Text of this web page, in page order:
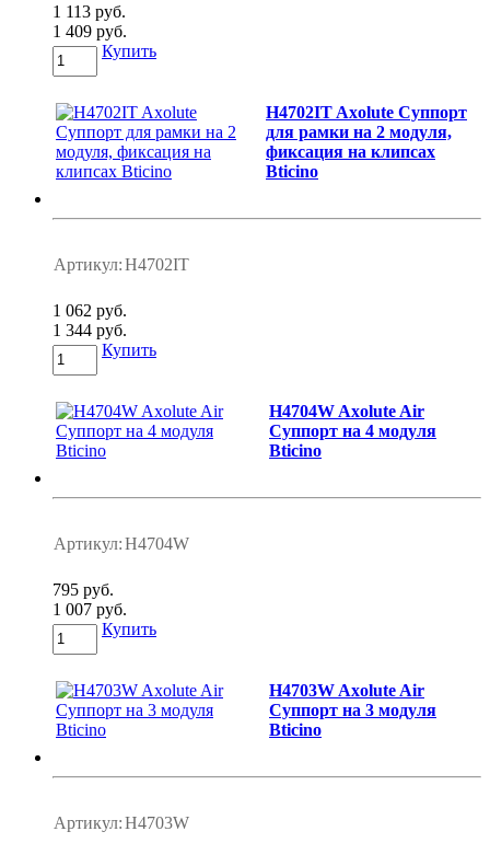
1 113 руб.
1 409 руб.
Купить
H4702IT Axolute Суппорт
для рамки на 2 модуля,
фиксация на клипсах
Bticino
Артикул:H4702IT
1 062 руб.
1 344 руб.
Купить
H4704W Axolute Air
Суппорт на 4 модуля
Bticino
Артикул:H4704W
795 руб.
1 007 руб.
Купить
H4703W Axolute Air
Суппорт на 3 модуля
Bticino
Артикул:H4703W